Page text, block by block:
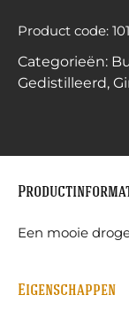
Product code:
Categorieën:
Gedistilleerd,
Een mooie
Eigenschappen